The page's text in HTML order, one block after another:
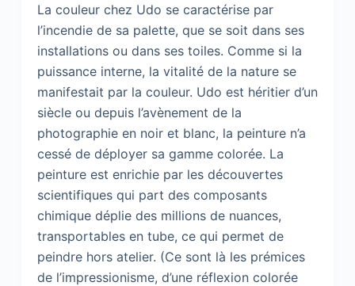
La couleur chez Udo se caractérise par
l’incendie de sa palette, que se soit dans ses
installations ou dans ses toiles. Comme si la
puissance interne, la vitalité de la nature se
manifestait par la couleur. Udo est héritier d’un
siècle ou depuis l’avènement de la
photographie en noir et blanc, la peinture n’a
cessé de déployer sa gamme colorée. La
peinture est enrichie par les découvertes
scientifiques qui part des composants
chimique déplie des millions de nuances,
transportables en tube, ce qui permet de
peindre hors atelier. (Ce sont là les prémices
de l’impressionisme, d’une réflexion colorée